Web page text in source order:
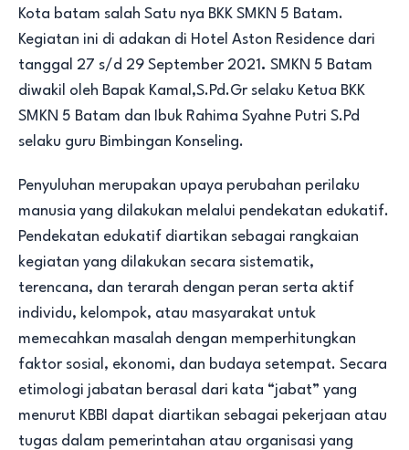
Kota batam salah Satu nya BKK SMKN 5 Batam.
Kegiatan ini di adakan di Hotel Aston Residence dari
tanggal 27 s/d 29 September 2021 . SMKN 5 Batam
diwakil oleh Bapak Kamal,S.Pd.Gr selaku Ketua BKK
SMKN 5 Batam dan Ibuk Rahima Syahne Putri S.Pd
selaku guru Bimbingan Konseling.
Penyuluhan merupakan upaya perubahan perilaku
manusia yang dilakukan melalui pendekatan edukatif.
Pendekatan edukatif diartikan sebagai rangkaian
kegiatan yang dilakukan secara sistematik,
terencana, dan terarah dengan peran serta aktif
individu, kelompok, atau masyarakat untuk
memecahkan masalah dengan memperhitungkan
faktor sosial, ekonomi, dan budaya setempat. Secara
etimologi jabatan berasal dari kata “jabat” yang
menurut KBBI dapat diartikan sebagai pekerjaan atau
tugas dalam pemerintahan atau organisasi yang